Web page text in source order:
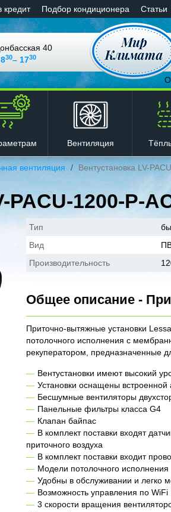
кредит Подбор кондиционера Статьи
40
30– 1730
Вентиляция
вентиляция Вентустановка LV-
PACU-1200-P-
Тип
Вид
Производительность
Общее описание -
Приточно-вытяжные установки
потолочного исполнения с
рекуператором, предназначенные
Вентустановки имеют высокий
Установки оснащены встроенной
Бесшумные вентиляторы
Панельные фильтры класса G4
Клапан байпас
В комплект поставки входят
приточного воздуха
В комплект поставки входит
Модели потолочного
Удобны в обслуживании и легко
Возможность управления по WiFi
3 скорости вращения